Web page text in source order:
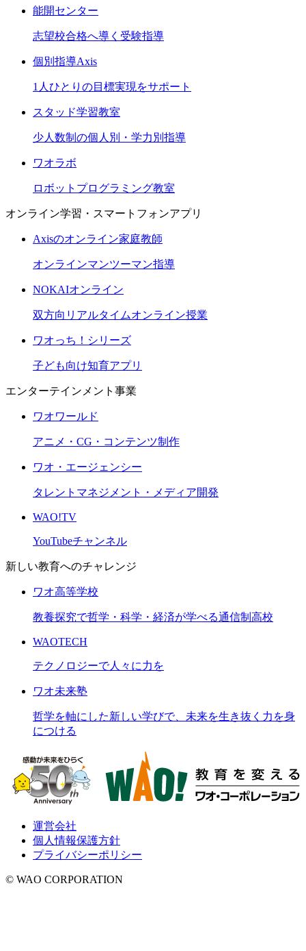
能開センター
志望校合格へ導く受験指導
個別指導Axis
1人ひとりの目標実現をサポート
スタッド学習教室
少人数制の個人別・学力別指導
ワオラボ
ロボットプログラミング教室
オンライン学習・スマートフォンアプリ
Axisのオンライン家庭教師
オンラインマンツーマン指導
NOKAIオンライン
双方向リアルタイムオンライン授業
ワオっち！シリーズ
子ども向け知育アプリ
エンターテインメント事業
ワオワールド
アニメ・CG・コンテンツ制作
ワオ・エージェンシー
タレントマネジメント・メディア開発
WAO!TV
YouTubeチャンネル
新しい教育へのチャレンジ
ワオ高等学校
教養探究で哲学・科学・経済が学べる通信制高校
WAOTECH
テクノロジーで人々に力を
ワオ未来塾
哲学を軸にした新しい学びで、未来を生き抜く力を身
につける
運営会社
個人情報保護方針
プライバシーポリシー
© WAO CORPORATION